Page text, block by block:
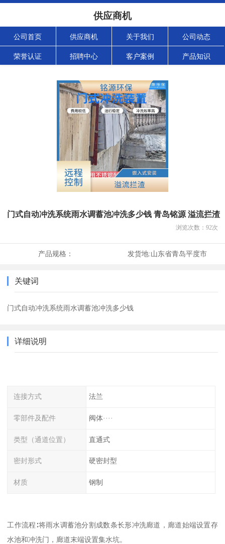
供应商机
公司首页 供应商机 关于我们 公司动态
荣誉认证 招聘中心 客户案例 产品知识
门式自动冲洗系统雨水调蓄池冲洗多少钱 青岛铭源 溢流拦渣
浏览次数： 92次
产品规格： 发货地:山东省青岛平度市
关键词
门式自动冲洗系统雨水调蓄池冲洗多少钱
详细说明
连接方式 法兰
零部件及配件 阀体····
类型（通道位置） 直通式
密封形式 硬密封型
材质 钢制
工作流程∶将雨水调蓄池分割成数条长形冲洗廊道，廊道始端设置存
水池和冲洗门，廊道末端设置集水坑。